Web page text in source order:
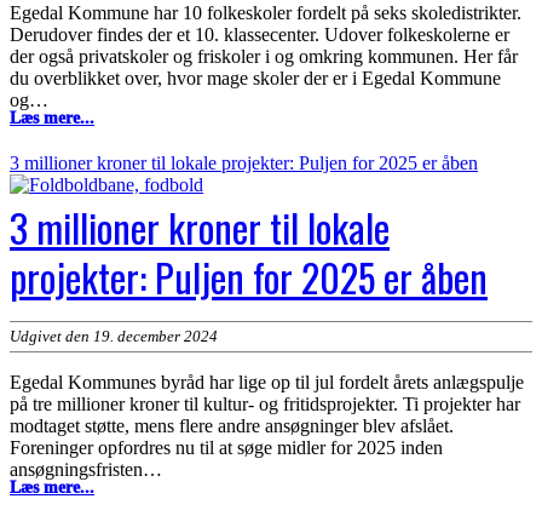
Egedal Kommune har 10 folkeskoler fordelt på seks skoledistrikter.
Derudover findes der et 10. klassecenter. Udover folkeskolerne er
der også privatskoler og friskoler i og omkring kommunen. Her får
du overblikket over, hvor mage skoler der er i Egedal Kommune
og…
Læs mere...
skoler
er
der
i
Egedal
Kommune?
3 millioner kroner til lokale projekter: Puljen for 2025 er åben
3 millioner kroner til lokale
projekter: Puljen for 2025 er åben
Udgivet den 19. december 2024
Egedal Kommunes byråd har lige op til jul fordelt årets anlægspulje
på tre millioner kroner til kultur- og fritidsprojekter. Ti projekter har
modtaget støtte, mens flere andre ansøgninger blev afslået.
Foreninger opfordres nu til at søge midler for 2025 inden
ansøgningsfristen…
Læs mere...